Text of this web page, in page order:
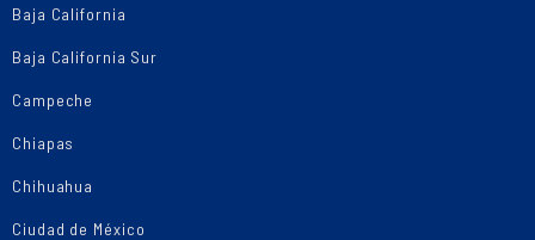
Baja California
Baja California Sur
Campeche
Chiapas
Chihuahua
Ciudad de México